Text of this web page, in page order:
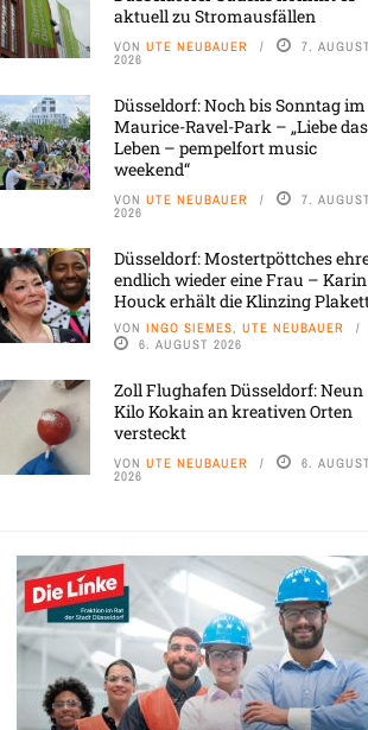
aktuell zu Stromausfällen
VON UTE NEUBAUER 7. AUGUST
2026
Düsseldorf: Noch bis Sonntag im
Maurice-Ravel-Park – „Liebe das
Leben – pempelfort music
weekend“
VON UTE NEUBAUER 7. AUGUST
2026
Düsseldorf: Mostertpöttches
endlich wieder eine Frau – Karin
Houck erhält die Klinzing
VON INGO SIEMES, UTE NEUBAUER
6. AUGUST 2026
Zoll Flughafen Düsseldorf: Neun
Kilo Kokain an kreativen Orten
versteckt
VON UTE NEUBAUER 6. AUGUST
2026